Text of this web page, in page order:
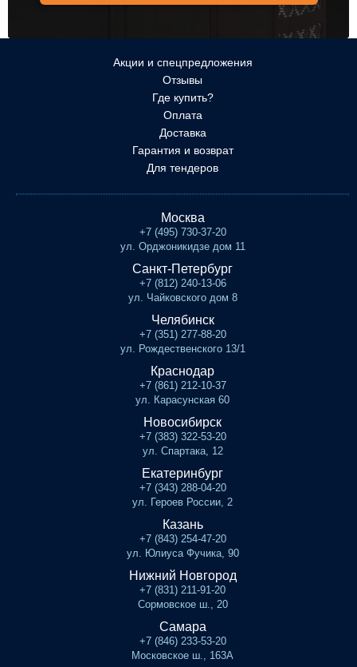
Акции и спецпредложения
Отзывы
Где купить?
Оплата
Доставка
Гарантия и возврат
Для тендеров
Москва
+7 (495) 730-37-20
ул. Орджоникидзе дом 11
Санкт-Петербург
+7 (812) 240-13-06
ул. Чайковского дом 8
Челябинск
+7 (351) 277-88-20
ул. Рождественского 13/1
Краснодар
+7 (861) 212-10-37
ул. Карасунская 60
Новосибирск
+7 (383) 322-53-20
ул. Спартака, 12
Екатеринбург
+7 (343) 288-04-20
ул. Героев России, 2
Казань
+7 (843) 254-47-20
ул. Юлиуса Фучика, 90
Нижний Новгород
+7 (831) 211-91-20
Сормовское ш., 20
Самара
+7 (846) 233-53-20
Московское ш., 163А